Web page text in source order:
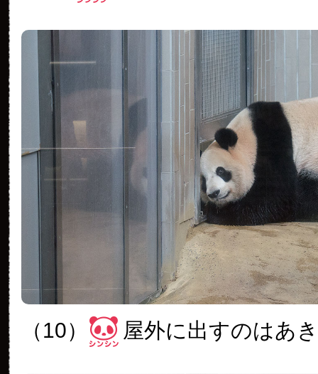
（10） 屋外に出すのはあ